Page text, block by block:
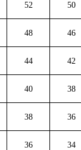
52 50
48 46
44 42
40 38
38 36
36 34